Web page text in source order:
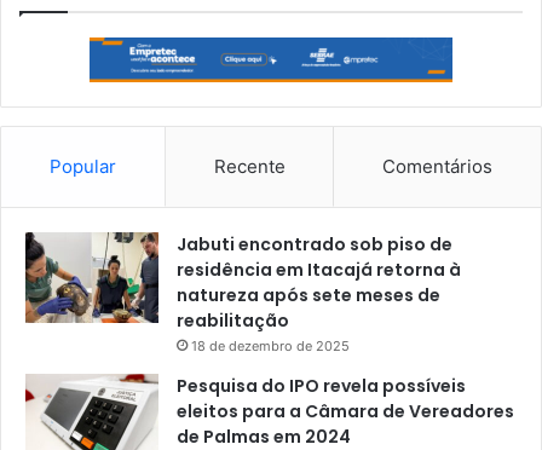
Popular Recente Comentários
Jabuti encontrado sob piso de
residência em Itacajá retorna à
natureza após sete meses de
reabilitação
18 de dezembro de 2025
Pesquisa do IPO revela possíveis
eleitos para a Câmara de Vereadores
de Palmas em 2024